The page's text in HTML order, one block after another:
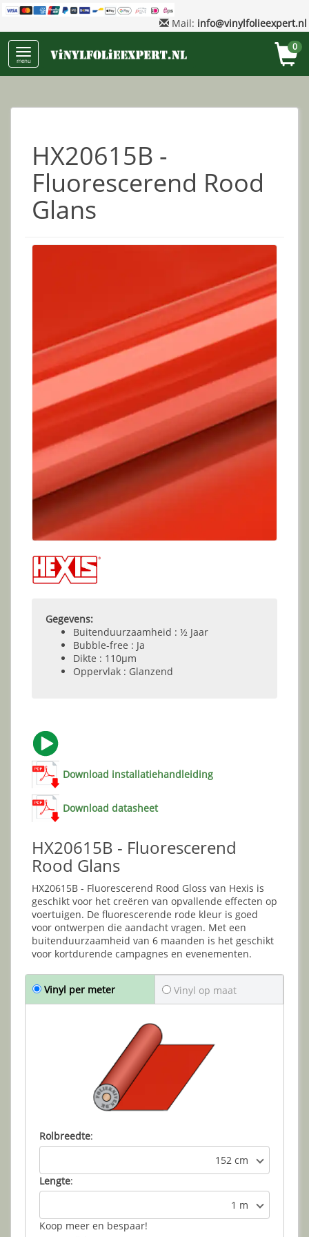
Mail: info@vinylfolieexpert.nl
menu
0
HX20615B -
Fluorescerend Rood
Glans
Gegevens:
Buitenduurzaamheid : ½ Jaar
Bubble-free : Ja
Dikte : 110µm
Oppervlak : Glanzend
Download installatiehandleiding
Download datasheet
HX20615B - Fluorescerend
Rood Glans
HX20615B - Fluorescerend Rood Gloss van Hexis is
geschikt voor het creëren van opvallende effecten op
voertuigen. De fluorescerende rode kleur is goed
voor ontwerpen die aandacht vragen. Met een
buitenduurzaamheid van 6 maanden is het geschikt
voor kortdurende campagnes en evenementen.
Vinyl per meter Vinyl op maat
Rolbreedte:
152 cm
Lengte:
1 m
Koop meer en bespaar!